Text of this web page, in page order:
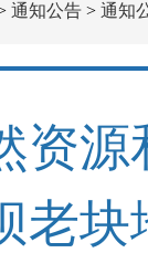
通知公告 > 通知
资
老